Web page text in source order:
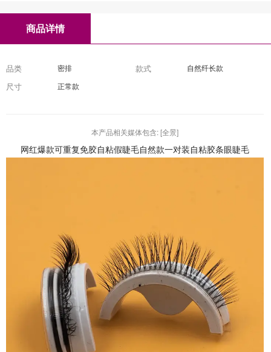
商品详情
品类 密排 款式 自然纤长款
尺寸 正常款
本产品相关媒体包含: [全景]
网红爆款可重复免胶自粘假睫毛自然款一对装自粘胶条眼睫毛